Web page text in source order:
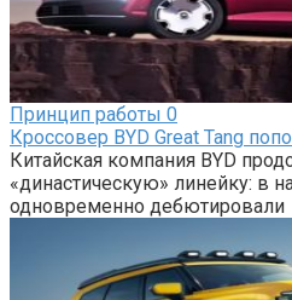
Принцип работы 0
Кроссовер BYD Great Tang
Китайская компания BYD
«династическую» линейку: в
одновременно дебютировали